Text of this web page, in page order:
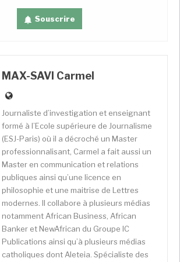
et ce, malgré la conjoncture
n’était pas particulièrement
2016, la dynamique sera
croissance ne cesse de chuter. Il
de 4,1% pour 2018
augmentation des exportations
suite à l’Accord de partenariat
et de l’offre accrue d’énergie
en production de nouveaux
Mais au deuxième
national de la statistique du
a annoncé une croissance de 3,9%.
de ces statistiques, le Cameroun
Souscrire
MAX-SAVI Carmel
Journaliste d’investigation et enseignant
formé à l’Ecole supérieure de Journalisme
(ESJ-Paris) où il a décroché un Master
professionnalisant, Carmel a fait aussi un
Master en communication et relations
publiques ainsi qu’une licence en
philosophie et une maitrise de Lettres
modernes. Il collabore à plusieurs médias
notamment African Business, African
Banker et NewAfrican du Groupe IC
Publications ainsi qu’à plusieurs médias
catholiques dont Aleteia. Spécialiste des